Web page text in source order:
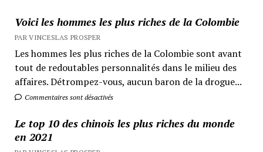
Voici les hommes les plus riches de la Colombie
PAR VINCESLAS PROSPER
Les hommes les plus riches de la Colombie sont avant
tout de redoutables personnalités dans le milieu des
affaires. Détrompez-vous, aucun baron de la drogue...
Commentaires sont désactivés
Le top 10 des chinois les plus riches du monde
en 2021